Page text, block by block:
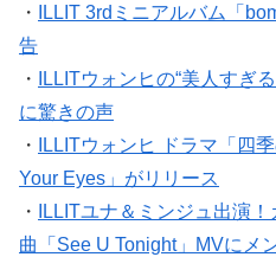
・
ILLIT 3rdミニアルバム「
告
・
ILLITウォンヒの“美人すぎ
に驚きの声
・
ILLITウォンヒ ドラマ「四
Your Eyes」がリリース
・
ILLITユナ＆ミンジュ出演
曲「See U Tonight」MVにメ